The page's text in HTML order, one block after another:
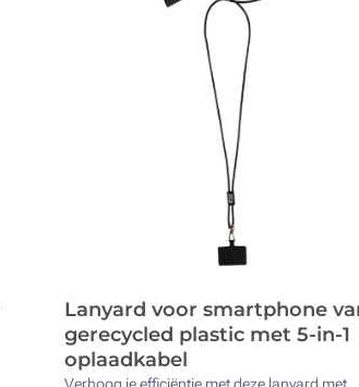
Lanyard voor smartphone
gerecycled plastic met 5-in-1
oplaadkabel